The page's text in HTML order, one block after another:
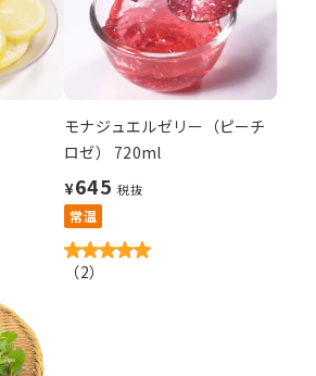
モナジュエルゼリー（ピーチ
ロゼ） 720ml
¥645 税抜
常温
（2）